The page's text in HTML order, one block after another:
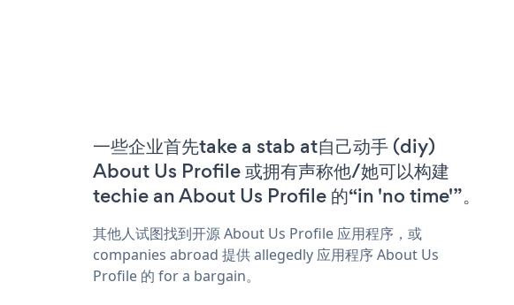
一些企业首先take a stab at自己动手 (diy)
About Us Profile 或拥有声称他/她可以构建
techie an About Us Profile 的“in 'no time'”。
其他人试图找到开源 About Us Profile 应用程序，或
companies abroad 提供 allegedly 应用程序 About Us
Profile 的 for a bargain。